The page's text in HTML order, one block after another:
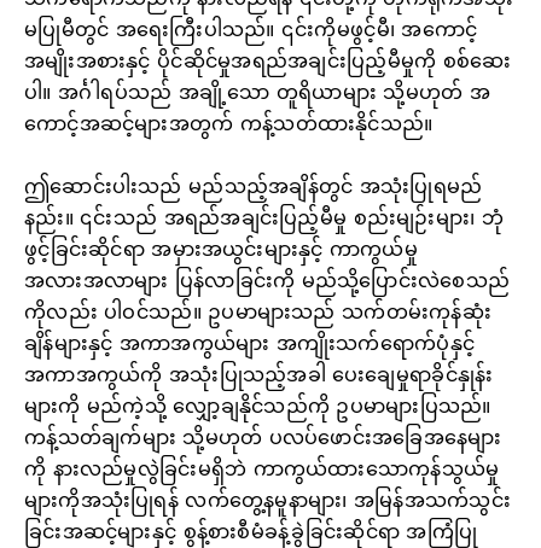
မပြုမီတွင် အရေးကြီးပါသည်။ ၎င်းကိုမဖွင့်မီ၊ အကောင့်
အမျိုးအစားနှင့် ပိုင်ဆိုင်မှုအရည်အချင်းပြည့်မီမှုကို စစ်ဆေး
ပါ။ အင်္ဂါရပ်သည် အချို့သော တူရိယာများ သို့မဟုတ် အ
ကောင့်အဆင့်များအတွက် ကန့်သတ်ထားနိုင်သည်။
ဤဆောင်းပါးသည် မည်သည့်အချိန်တွင် အသုံးပြုရမည်
နည်း။ ၎င်းသည် အရည်အချင်းပြည့်မီမှု စည်းမျဉ်းများ၊ ဘုံ
ဖွင့်ခြင်းဆိုင်ရာ အမှားအယွင်းများနှင့် ကာကွယ်မှု
အလားအလာများ ပြန်လာခြင်းကို မည်သို့ပြောင်းလဲစေသည်
ကိုလည်း ပါဝင်သည်။ ဥပမာများသည် သက်တမ်းကုန်ဆုံး
ချိန်များနှင့် အကာအကွယ်များ အကျိုးသက်ရောက်ပုံနှင့်
အကာအကွယ်ကို အသုံးပြုသည့်အခါ ပေးချေမှုရာခိုင်နှုန်း
များကို မည်ကဲ့သို့ လျှော့ချနိုင်သည်ကို ဥပမာများပြသည်။
ကန့်သတ်ချက်များ သို့မဟုတ် ပလပ်ဖောင်းအခြေအနေများ
ကို နားလည်မှုလွဲခြင်းမရှိဘဲ ကာကွယ်ထားသောကုန်သွယ်မှု
များကိုအသုံးပြုရန် လက်တွေ့နမူနာများ၊ အမြန်အသက်သွင်း
ခြင်းအဆင့်များနှင့် စွန့်စားစီမံခန့်ခွဲခြင်းဆိုင်ရာ အကြံပြု